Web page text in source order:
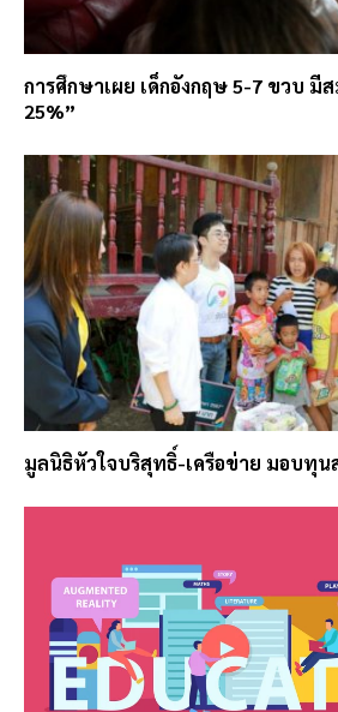
การศึกษาเผย เด็กอังกฤษ 5-7 ขวบ มี
25%”
มูลนิธิหัวใจบริสุทธิ์-เครือข่าย มอบทุน